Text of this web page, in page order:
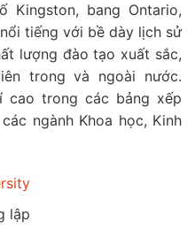
Kingston, bang Ontario,
tiếng với bề dày lịch sử
lượng đào tạo xuất sắc,
trong và ngoài nước.
cao trong các bảng xếp
ngành Khoa học, Kinh
lập